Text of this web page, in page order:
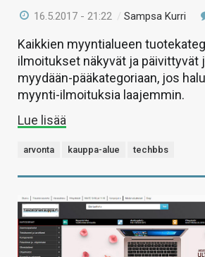
16.5.2017 - 21:22 /Sampsa Kurri
Kaikkien myyntialueen
ilmoitukset näkyvät ja päivittyvät
myydään-pääkategoriaan, jos
myynti-ilmoituksia laajemmin.
Lue lisää
arvonta kauppa-alue techbbs